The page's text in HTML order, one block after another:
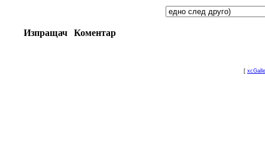
Изпращач Коментар
[